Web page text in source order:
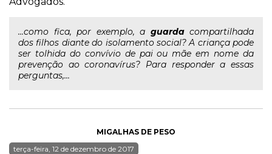
...como fica, por exemplo, a guardacompartilhada
dos filhos diante do isolamento social? A criança pode
ser tolhida do convívio de pai ou mãe em nome da
prevenção ao coronavírus? Para responder a essas
perguntas,...
MIGALHAS DE PESO
terça-feira, 12 de dezembro de 2017